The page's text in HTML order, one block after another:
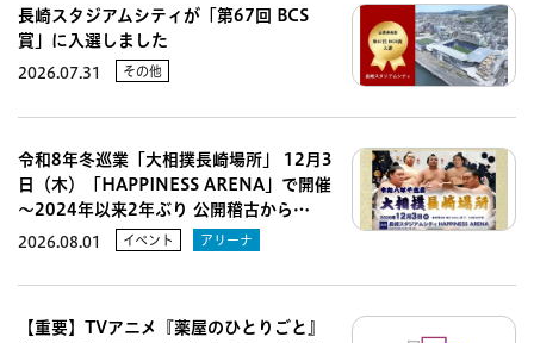
長崎スタジアムシティが「第67回 BCS
賞」に入選しました
2026.07.31 その他
令和8年冬巡業「大相撲長崎場所」 12月3
日（木）「HAPPINESS ARENA」で開催
～2024年以来2年ぶり 公開稽古から…
2026.08.01 イベント アリーナ
【重要】TVアニメ『薬屋のひとりごと』